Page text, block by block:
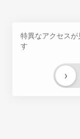
特異なアクセス
す
›